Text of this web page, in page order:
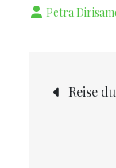
Reise